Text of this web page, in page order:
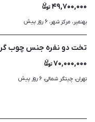
۴۹,۷۰۰,۰۰۰
بهنمیر، مرکز شهر، ۶ روز پیش
تخت دو نفره جنس چوب
۷۰,۰۰۰,۰۰۰
تهران، چیتگر شمالی، ۶ روز پیش